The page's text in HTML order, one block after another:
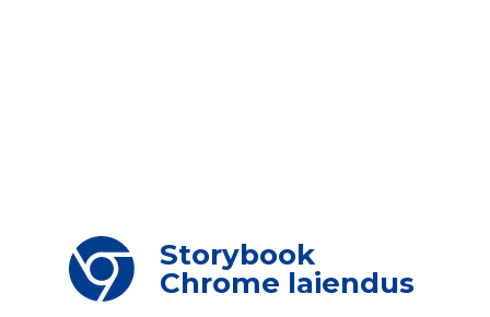
Storybook
Chrome laiendus